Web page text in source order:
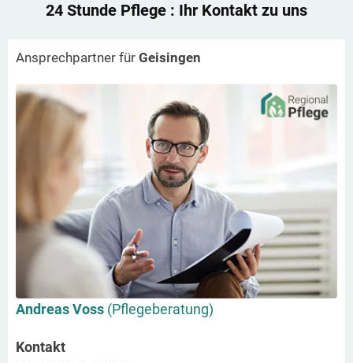
24 Stunde Pflege : Ihr Kontakt zu uns
Ansprechpartner für Geisingen
Andreas Voss (Pflegeberatung)
Kontakt